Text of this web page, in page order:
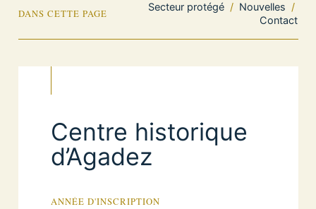
DANS CETTE PAGE
Secteur protégé / Nouvelles /
Contact
Centre historique
d’Agadez
ANNÉE D'INSCRIPTION